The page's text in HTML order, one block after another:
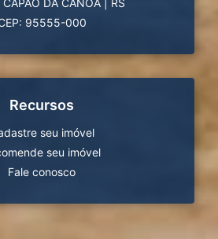
CAPAO DA CANOA
RS
95555-000
Recursos
seu imóvel
seu imóvel
Fale conosco